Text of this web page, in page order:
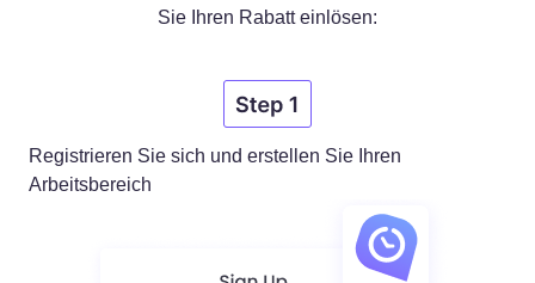
Sie Ihren Rabatt einlösen:
Registrieren Sie sich und erstellen Sie Ihren
Arbeitsbereich